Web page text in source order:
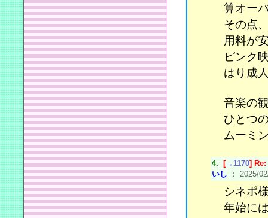
算オー
その点
用料が
ピンク
はり成
音楽の
ひとつ
ムーミ
4. [→1170] Re:
いし ： 2025/
シネポ
年始に